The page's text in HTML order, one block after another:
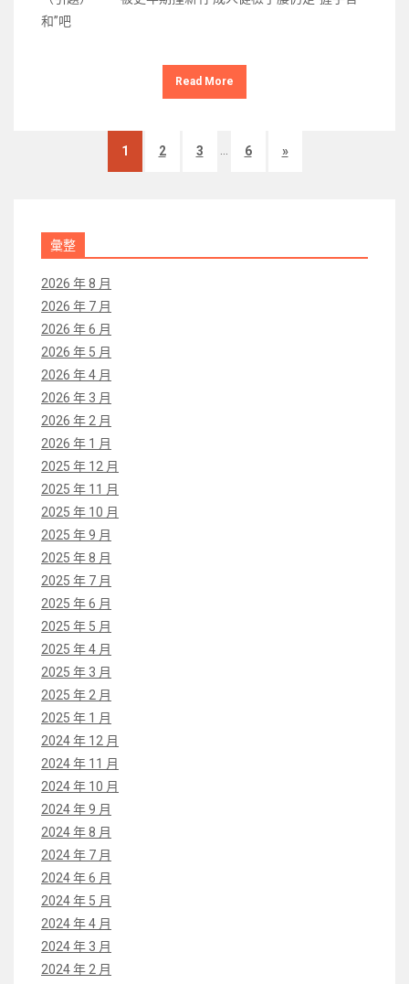
和”吧
Read More
1 2 3 ... 6 »
彙整
2026 年 8 月
2026 年 7 月
2026 年 6 月
2026 年 5 月
2026 年 4 月
2026 年 3 月
2026 年 2 月
2026 年 1 月
2025 年 12 月
2025 年 11 月
2025 年 10 月
2025 年 9 月
2025 年 8 月
2025 年 7 月
2025 年 6 月
2025 年 5 月
2025 年 4 月
2025 年 3 月
2025 年 2 月
2025 年 1 月
2024 年 12 月
2024 年 11 月
2024 年 10 月
2024 年 9 月
2024 年 8 月
2024 年 7 月
2024 年 6 月
2024 年 5 月
2024 年 4 月
2024 年 3 月
2024 年 2 月